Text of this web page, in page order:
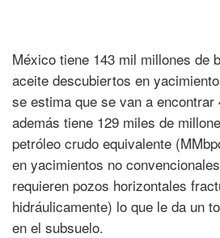
México tiene 143 mil millones de
aceite descubiertos en
se estima que se van a
además tiene 129 miles de
petróleo crudo equivalente
en yacimientos no
requieren pozos horizontales
hidráulicamente) lo que le da un
en el subsuelo.